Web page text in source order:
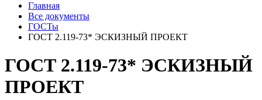
Главная
Все документы
ГОСТы
ГОСТ 2.119-73* ЭСКИЗНЫЙ ПРОЕКТ
ГОСТ 2.119-73* ЭСКИЗНЫЙ
ПРОЕКТ